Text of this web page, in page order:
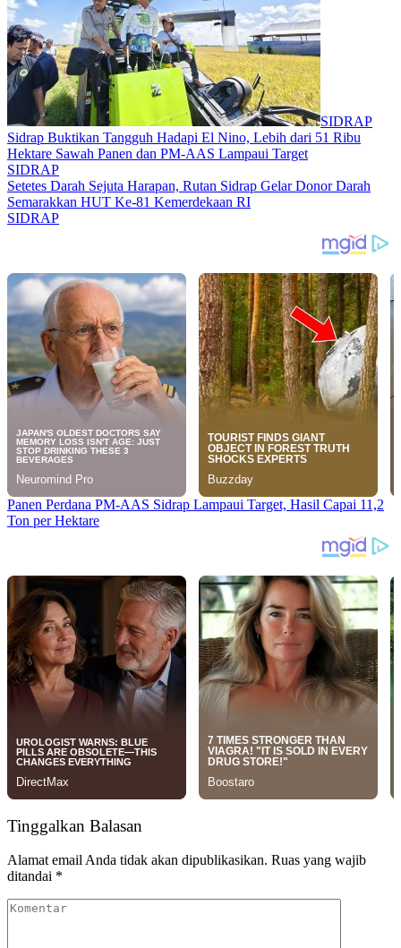
SIDRAP
Sidrap Buktikan Tangguh Hadapi El Nino, Lebih dari 51 Ribu
Hektare Sawah Panen dan PM-AAS Lampaui Target
SIDRAP
Setetes Darah Sejuta Harapan, Rutan Sidrap Gelar Donor Darah
Semarakkan HUT Ke-81 Kemerdekaan RI
SIDRAP
Panen Perdana PM-AAS Sidrap Lampaui Target, Hasil Capai 11,2
Ton per Hektare
Tinggalkan Balasan
Alamat email Anda tidak akan dipublikasikan. Ruas yang wajib
ditandai *